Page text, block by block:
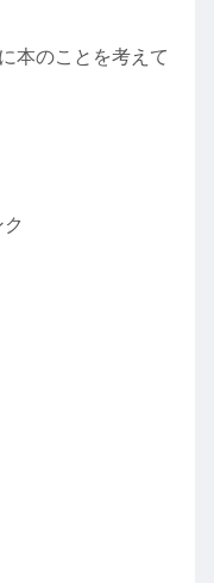
本のことを考えて